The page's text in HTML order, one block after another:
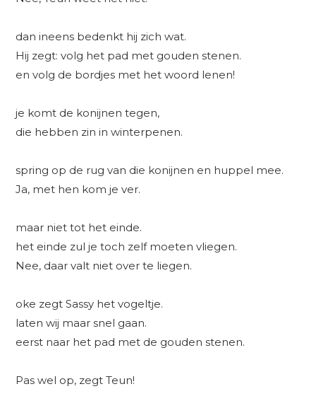
dan ineens bedenkt hij zich wat.
Hij zegt: volg het pad met gouden stenen.
en volg de bordjes met het woord lenen!
je komt de konijnen tegen,
die hebben zin in winterpenen.
spring op de rug van die konijnen en huppel mee.
Ja, met hen kom je ver.
maar niet tot het einde.
het einde zul je toch zelf moeten vliegen.
Nee, daar valt niet over te liegen.
oke zegt Sassy het vogeltje.
laten wij maar snel gaan.
eerst naar het pad met de gouden stenen.
Pas wel op, zegt Teun!